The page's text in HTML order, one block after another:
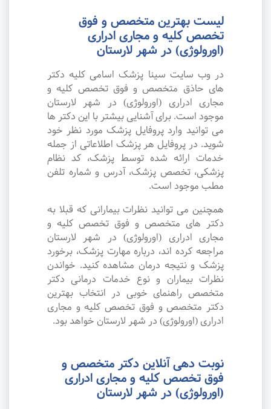
لیست بهترین متخصص و فوق
تخصص کلیه و مجاری ادراری
(اورولوژی) در شهر لارستان
در وب سایت سینا پزشک اسامی کلیه دکتر
های حاذق متخصص و فوق تخصص کلیه و
مجاری ادراری (اورولوژی) در شهر لارستان
موجود است. برای آشنایی بیشتر با این دکتر ها
می توانید وارد پروفایل پزشک مورد نظر خود
شوید. در پروفایل هر پزشک اطلاعاتی از جمله
خدمات ارائه شده توسط پزشک، کد نظام
پزشکی، تخصص پزشک، آدرس و شماره تلفن
مطب موجود است.
همچنین می توانید نظرات بیمارانی که قبلا به
دکتر های متخصص و فوق تخصص کلیه و
مجاری ادراری (اورولوژی) در شهر لارستان
مراجعه کرده اند، درباره مهارت پزشک، برخورد
پزشک و نتیجه درمان مشاهده کنید. خواندن
نظرات بیماران و نوع خدمات درمانی دکتر
متخصص راهنمای خوبی در انتخاب بهترین
دکتر متخصص و فوق تخصص کلیه و مجاری
ادراری (اورولوژی) در شهر لارستان خواهد بود.
نوبت دهی آنلاین دکتر متخصص و
فوق تخصص کلیه و مجاری ادراری
(اورولوژی) در شهر لارستان